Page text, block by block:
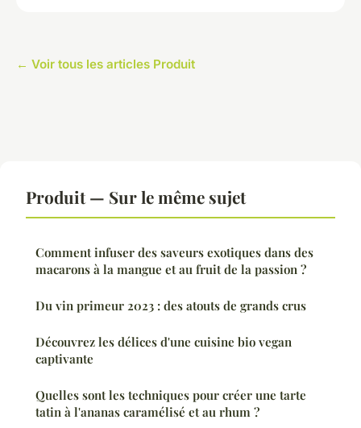
← Voir tous les articles Produit
Produit — Sur le même sujet
Comment infuser des saveurs exotiques dans des
macarons à la mangue et au fruit de la passion ?
Du vin primeur 2023 : des atouts de grands crus
Découvrez les délices d'une cuisine bio vegan
captivante
Quelles sont les techniques pour créer une tarte
tatin à l'ananas caramélisé et au rhum ?